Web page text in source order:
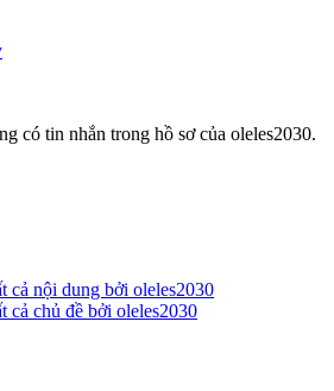
có tin nhắn trong hồ sơ của oleles2030.
cả nội dung bởi oleles2030
cả chủ đề bởi oleles2030